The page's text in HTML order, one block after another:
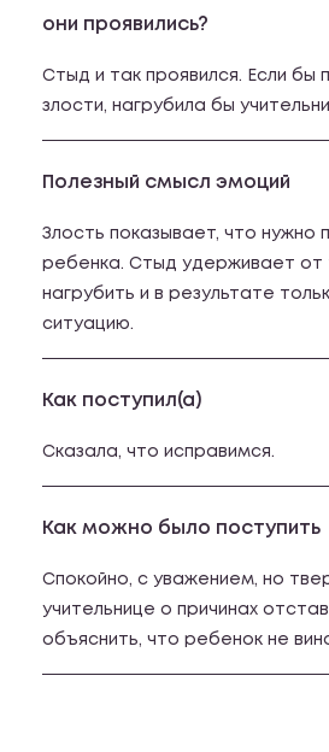
они проявились?
Стыд и так проявился. Если бы
злости, нагрубила бы
Полезный смысл эмоций
Злость показывает, что нужно
ребенка. Стыд удерживает от
нагрубить и в результате
ситуацию.
Как поступил(а)
Сказала, что исправимся.
Как можно было поступить
Спокойно, с уважением, но
учительнице о причинах
объяснить, что ребенок не